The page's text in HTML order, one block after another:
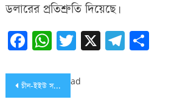
ডলারের প্রতিশ্রুতি দিয়েছে।
Facebook
WhatsApp
Twitter
X Telegram
Share
Post
চীন-ইইউ সম্পর্কের উন্নয়নে পর্তুগালকে ইতিবাচক ভূমিকা রাখার আহ্বান ad